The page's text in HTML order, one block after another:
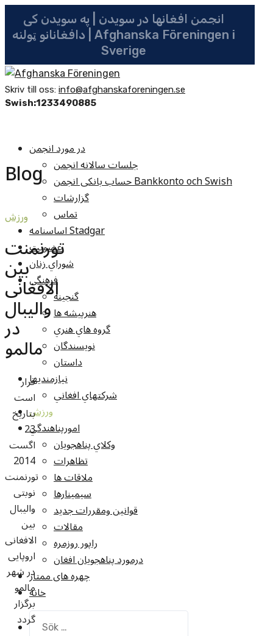
انجمن افغانها در سویدن | په سویدن کی
دافغانانو ټولنه | Afghanska Föreningen i
Sverige
Skriv till oss: info@afghanskaforeningen.se
Swish:1233490885
در مورد انجمن
جلسات سالانه انجمن
حساب بانکی انجمن Bankkonto och Swish
گزارشات
تماس
اساسنامه Stadgar
عضویت
شوراي زنان
فرهنگي
گنجينه
هنرپيشه ها
گروه هاي هنري
نويسندگان
داستان
نيازمنديها
شرکتهاي افغاني
ورزش
امورپناهندگي
وکلاي پناهجويان
تظاهرات
ملاقات ها
سيمينارها
قوانين ومقررات جديد
مقالات
راپور روزمره
درمورد پناهجويان افغان
چهره های ممتاز
خانه
Sök
efter:
Blog
ورزش
تورنمنت
بین
الافغانی
والیبال
در
مالمو
قرار
است
بتاریخ
23
اگست
2014
تورنمنت
نوبتی
والیبال
بین
الافغانی
اروپایی
در شهر
مالمو
برگزار
گردد